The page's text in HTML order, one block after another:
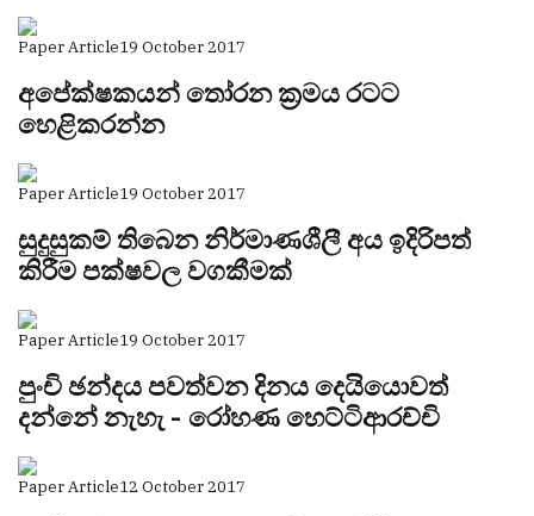
Paper Article19 October 2017
අපේක්ෂකයන් තෝරන ක්‍රමය රටට
හෙළිකරන්න
Paper Article19 October 2017
සුදුසුකම් තිබෙන නිර්මාණශීලී අය ඉදිරිපත්
කිරීම පක්ෂවල වගකීමක්
Paper Article19 October 2017
පුංචි ඡන්දය පවත්වන දිනය දෙයියොවත්
දන්නේ නැහැ - රෝහණ හෙට්ටිආරච්චි
Paper Article12 October 2017